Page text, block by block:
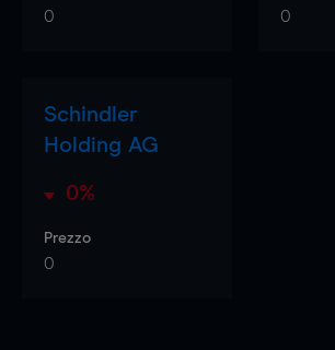
0 0
Schindler
Holding AG
0%
Prezzo
0